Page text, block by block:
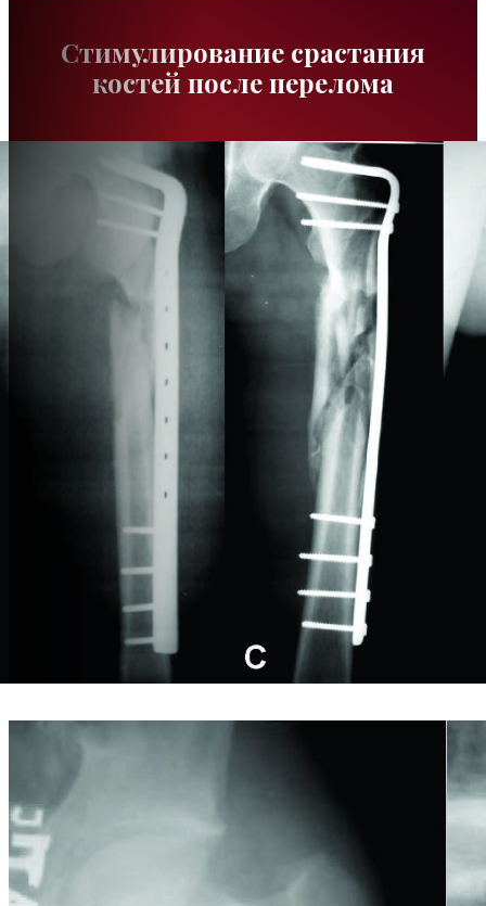
Стимулирование срастания
костей после перелома